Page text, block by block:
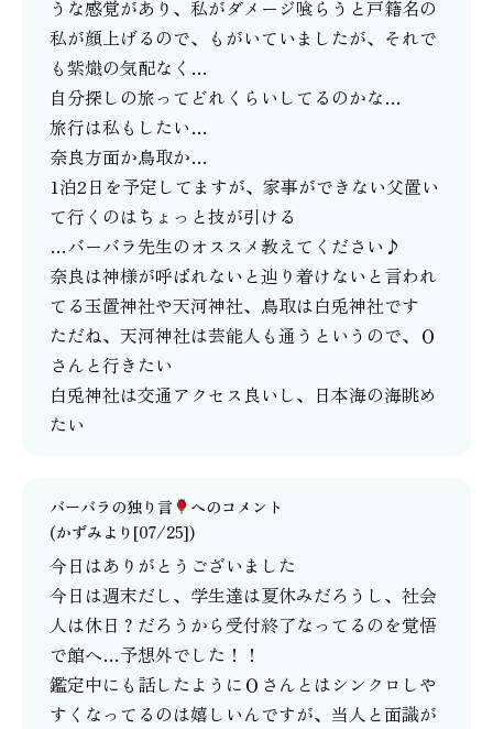
うな感覚があり、私がダメージ喰らうと戸籍名の
私が顔上げるので、もがいていましたが、それで
も紫熾の気配なく…
自分探しの旅ってどれくらいしてるのかな…
旅行は私もしたい…
奈良方面か鳥取か…
1泊2日を予定してますが、家事ができない父置い
て行くのはちょっと技が引ける
…バーバラ先生のオススメ教えてください♪
奈良は神様が呼ばれないと辿り着けないと言われ
てる玉置神社や天河神社、鳥取は白兎神社です
ただね、天河神社は芸能人も通うというので、Ｏ
さんと行きたい
白兎神社は交通アクセス良いし、日本海の海眺め
たい
バーバラの独り言
へのコメント
(かずみより[07/25])
今日はありがとうございました
今日は週末だし、学生達は夏休みだろうし、社会
人は休日？だろうから受付終了なってるのを覚悟
で館へ…予想外でした！！
鑑定中にも話したようにＯさんとはシンクロしや
すくなってるのは嬉しいんですが、当人と面識が